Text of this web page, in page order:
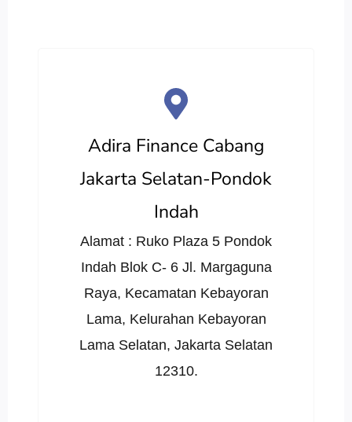
Adira Finance Cabang
Jakarta Selatan-Pondok
Indah
Alamat : Ruko Plaza 5 Pondok
Indah Blok C- 6 Jl. Margaguna
Raya, Kecamatan Kebayoran
Lama, Kelurahan Kebayoran
Lama Selatan, Jakarta Selatan
12310.